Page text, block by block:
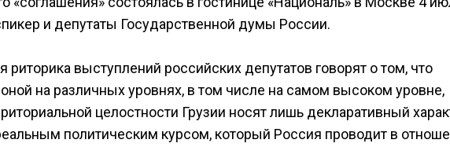
и депутаты Государственной думы России.
риторика выступлений российских депутатов говорят о том, что
на различных уровнях, в том числе на самом высоком уровне,
целостности Грузии носят лишь декларативный
политическим курсом, который Россия проводит в